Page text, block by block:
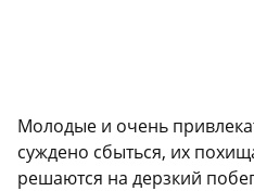
Молодые и очень
суждено сбыться, их
решаются на дерзкий